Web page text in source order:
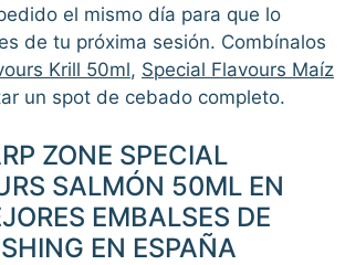
el mismo día para que lo
de tu próxima sesión. Combínalos
Krill 50ml, Special Flavours Maíz
un spot de cebado completo.
ZONE SPECIAL
SALMÓN 50ML EN
EMBALSES DE
EN ESPAÑA